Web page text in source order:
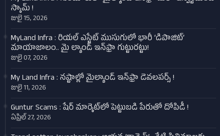
స్కామ్ !
జులై 15, 2026
MyLand Infra : రియల్ ఎస్టేట్ ముసుగులో భారీ ‘డిపాజిట్’
మాయాజాలం.. మై ల్యాండ్ ఇన్‌ఫ్రా గుట్టురట్టు!
జులై 07, 2026
My Land Infra : నష్టాల్లో మైల్యాండ్ ఇన్‌ఫ్రా డెవలపర్స్ !
జులై 11, 2026
Guntur Scams : షేర్ మార్కెట్‌లో పెట్టుబడి పేరుతో దోపిడీ !
ఏప్రిల్ 27, 2026